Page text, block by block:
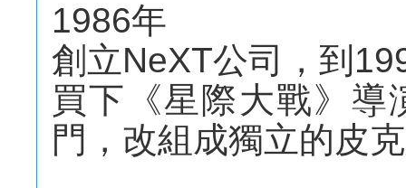
1986年
創立NeXT公司，到
買下《星際大戰》導
門，改組成獨立的皮